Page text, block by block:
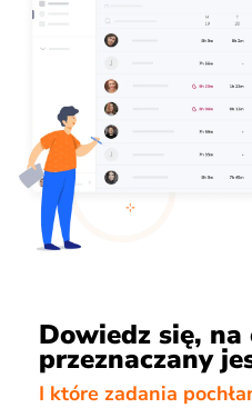
Dowiedz się, na
przeznaczany
I które zadania